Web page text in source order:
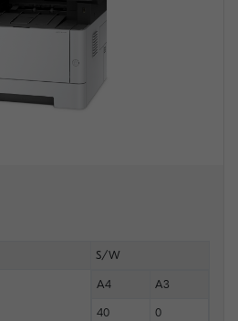
S/W
A4 A3
40 0